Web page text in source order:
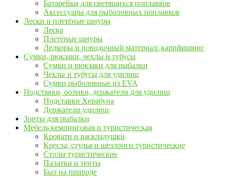
Батарейки для светящихся поплавков
Аксессуары для рыболовных поплавков
Лески и плетёные шнуры
Леска
Плетёные шнуры
Ледкоры и поводочный материал: карпфишинг
Сумки, рюкзаки, чехлы и тубусы
Сумки и рюкзаки для рыбалки
Чехлы и тубусы для удилищ
Сумки рыболовные из EVA
Подставки, ролики, держатели для удилищ
Подставки Херабуна
Держатели удилищ
Зонты для рыбалки
Мебель кемпинговая и туристическая
Кровати и раскладушки
Кресла, стулья и шезлонги туристические
Столы туристические
Палатки и тенты
Быт на природе